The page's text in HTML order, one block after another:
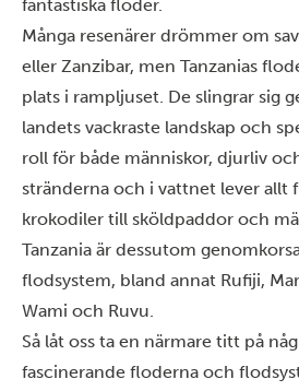
fantastiska floder.
Många resenärer drömmer om
eller Zanzibar, men Tanzanias
plats i rampljuset. De slingrar sig
landets vackraste landskap och
roll för både människor, djurliv
stränderna och i vattnet lever allt
krokodiler till sköldpaddor och
Tanzania är dessutom
flodsystem, bland annat Rufiji,
Wami och Ruvu.
Så låt oss ta en närmare titt på
fascinerande floderna och